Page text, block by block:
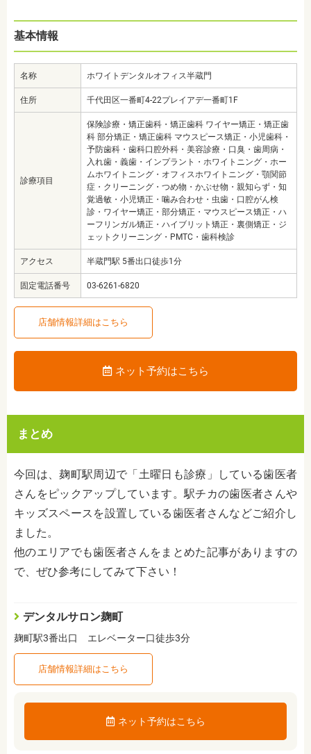
基本情報
名称 ホワイトデンタルオフィス半蔵門
住所 千代田区一番町4-22プレイアデ一番町1F
診療項目
保険診療・矯正歯科・矯正歯科 ワイヤー矯正・矯正歯
科 部分矯正・矯正歯科 マウスピース矯正・小児歯科・
予防歯科・歯科口腔外科・美容診療・口臭・歯周病・
入れ歯・義歯・インプラント・ホワイトニング・ホー
ムホワイトニング・オフィスホワイトニング・顎関節
症・クリーニング・つめ物・かぶせ物・親知らず・知
覚過敏・小児矯正・噛み合わせ・虫歯・口腔がん検
診・ワイヤー矯正・部分矯正・マウスピース矯正・ハ
ーフリンガル矯正・ハイブリット矯正・裏側矯正・ジ
ェットクリーニング・PMTC・歯科検診
アクセス 半蔵門駅 5番出口徒歩1分
固定電話番号 03-6261-6820
店舗情報詳細はこちら
ネット予約はこちら
まとめ
今回は、麹町駅周辺で「土曜日も診療」している歯医者
さんをピックアップしています。駅チカの歯医者さんや
キッズスペースを設置している歯医者さんなどご紹介し
ました。
他のエリアでも歯医者さんをまとめた記事がありますの
で、ぜひ参考にしてみて下さい！
デンタルサロン麹町
麹町駅3番出口 エレベーター口徒歩3分
店舗情報詳細はこちら
ネット予約はこちら